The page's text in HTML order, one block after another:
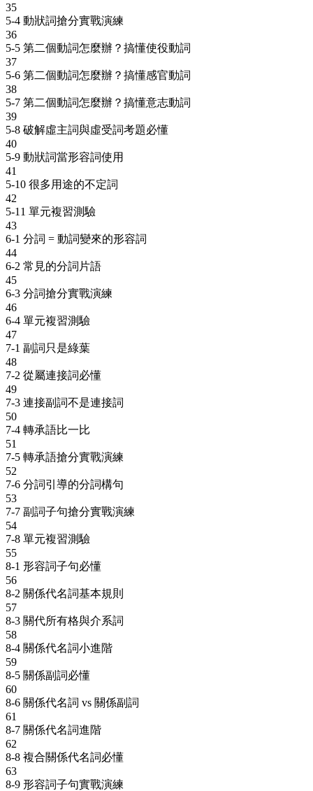
35
5-4 動狀詞搶分實戰演練
36
5-5 第二個動詞怎麼辦？搞懂使役動詞
37
5-6 第二個動詞怎麼辦？搞懂感官動詞
38
5-7 第二個動詞怎麼辦？搞懂意志動詞
39
5-8 破解虛主詞與虛受詞考題必懂
40
5-9 動狀詞當形容詞使用
41
5-10 很多用途的不定詞
42
5-11 單元複習測驗
43
6-1 分詞 = 動詞變來的形容詞
44
6-2 常見的分詞片語
45
6-3 分詞搶分實戰演練
46
6-4 單元複習測驗
47
7-1 副詞只是綠葉
48
7-2 從屬連接詞必懂
49
7-3 連接副詞不是連接詞
50
7-4 轉承語比一比
51
7-5 轉承語搶分實戰演練
52
7-6 分詞引導的分詞構句
53
7-7 副詞子句搶分實戰演練
54
7-8 單元複習測驗
55
8-1 形容詞子句必懂
56
8-2 關係代名詞基本規則
57
8-3 關代所有格與介系詞
58
8-4 關係代名詞小進階
59
8-5 關係副詞必懂
60
8-6 關係代名詞 vs 關係副詞
61
8-7 關係代名詞進階
62
8-8 複合關係代名詞必懂
63
8-9 形容詞子句實戰演練